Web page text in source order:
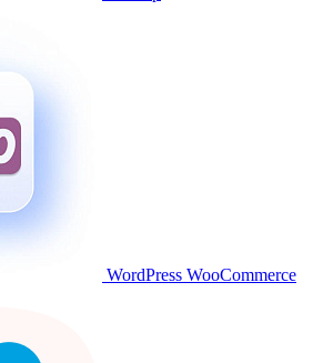
WordPress WooCommerce